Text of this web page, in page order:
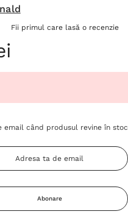
Fii primul care lasă o recenzie
email când produsul revine în stoc
Abonare